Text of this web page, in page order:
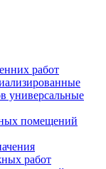
работ
универсальные
помещений
работ